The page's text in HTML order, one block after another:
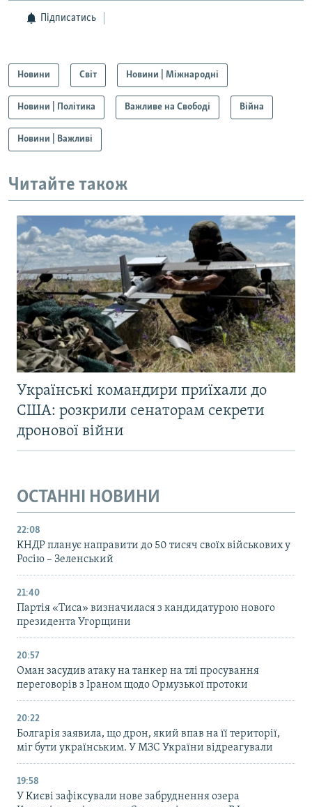
Підписатись
Новини Світ Новини | Міжнародні
Новини | Політика Важливе на Свободі Війна
Новини | Важливі
Читайте також
Українські командири приїхали до
США: розкрили сенаторам секрети
дронової війни
ОСТАННІ НОВИНИ
22:08
КНДР планує направити до 50 тисяч своїх військових у
Росію – Зеленський
21:40
Партія «Тиса» визначилася з кандидатурою нового
президента Угорщини
20:57
Оман засудив атаку на танкер на тлі просування
переговорів з Іраном щодо Ормузької протоки
20:22
Болгарія заявила, що дрон, який впав на її території,
міг бути українським. У МЗС України відреагували
19:58
У Києві зафіксували нове забруднення озера